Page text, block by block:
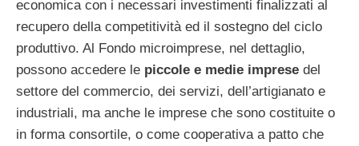
economica con i necessari investimenti finalizzati al
recupero della competitività ed il sostegno del ciclo
produttivo. Al Fondo microimprese, nel dettaglio,
possono accedere le piccole e medie imprese del
settore del commercio, dei servizi, dell’artigianato e
industriali, ma anche le imprese che sono costituite o
in forma consortile, o come cooperativa a patto che